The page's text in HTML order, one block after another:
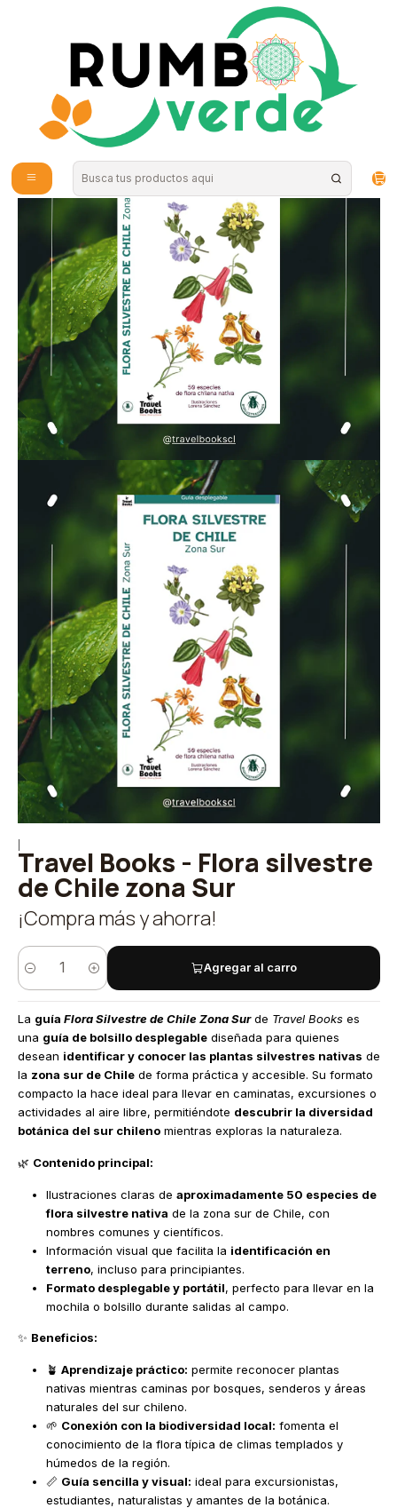
Envío gratis por compras sobre los 59.990 en la provincia de Santiago
Travel Books - Flora silvestre de Chile zona Sur
Travel Books - Flora silvestre
de Chile zona Sur
¡Compra más y ahorra!
Cantidad
Agregar al carro
La guía Flora Silvestre de Chile Zona Surde Travel Bookses
una guía de bolsillo desplegablediseñada para quienes
desean identificar y conocer las plantas silvestres nativas de
la zona sur de Chilede forma práctica y accesible. Su formato
compacto la hace ideal para llevar en caminatas, excursiones o
actividades al aire libre, permitiéndote descubrir la diversidad
botánica del sur chilenomientras exploras la naturaleza.
🌿 Contenido principal:
Ilustraciones claras de aproximadamente 50 especies de
flora silvestre nativa de la zona sur de Chile, con
nombres comunes y científicos.
Información visual que facilita la identificación en
terreno, incluso para principiantes.
Formato desplegable y portátil, perfecto para llevar en la
mochila o bolsillo durante salidas al campo.
✨ Beneficios:
🪴 Aprendizaje práctico: permite reconocer plantas
nativas mientras caminas por bosques, senderos y áreas
naturales del sur chileno.
🌱 Conexión con la biodiversidad local: fomenta el
conocimiento de la flora típica de climas templados y
húmedos de la región.
📏 Guía sencilla y visual: ideal para excursionistas,
estudiantes, naturalistas y amantes de la botánica.